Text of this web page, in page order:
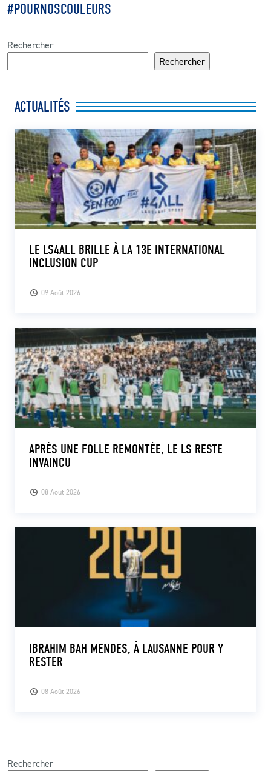
#POURNOSCOULEURS
Rechercher
Rechercher
ACTUALITÉS
09 Août 2026
LE LS4ALL BRILLE À LA 13E INTERNATIONAL
INCLUSION CUP
08 Août 2026
APRÈS UNE FOLLE REMONTÉE, LE LS RESTE
INVAINCU
08 Août 2026
IBRAHIM BAH MENDES, À LAUSANNE POUR Y
RESTER
Rechercher